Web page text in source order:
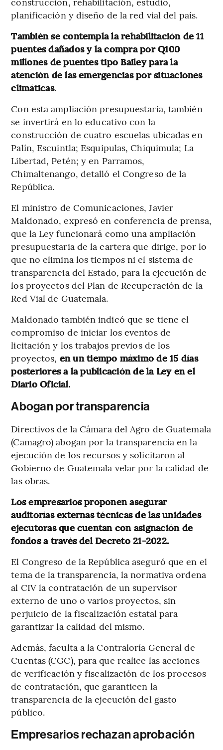
planificación y diseño de la red vial del país.
También se contempla la rehabilitación de 11
puentes dañados y la compra por Q100
millones de puentes tipo Bailey para la
atención de las emergencias por situaciones
climáticas.
Con esta ampliación presupuestaria, también
se invertirá en lo educativo con la
construcción de cuatro escuelas ubicadas en
Palín, Escuintla; Esquipulas, Chiquimula; La
Libertad, Petén; y en Parramos,
Chimaltenango, detalló el Congreso de la
República.
El ministro de Comunicaciones, Javier
Maldonado, expresó en conferencia de prensa,
que la Ley funcionará como una ampliación
presupuestaria de la cartera que dirige, por lo
que no elimina los tiempos ni el sistema de
transparencia del Estado, para la ejecución de
los proyectos del Plan de Recuperación de la
Red Vial de Guatemala.
Maldonado también indicó que se tiene el
compromiso de iniciar los eventos de
licitación y los trabajos previos de los
proyectos, en un tiempo máximo de 15 días
posteriores a la publicación de la Ley en el
Diario Oficial.
Abogan por transparencia
Directivos de la Cámara del Agro de Guatemala
(Camagro) abogan por la transparencia en la
ejecución de los recursos y solicitaron al
Gobierno de Guatemala velar por la calidad de
las obras.
Los empresarios proponen asegurar
auditorías externas técnicas de las unidades
ejecutoras que cuentan con asignación de
fondos a través del Decreto 21-2022.
El Congreso de la República aseguró que en el
tema de la transparencia, la normativa ordena
al CIV la contratación de un supervisor
externo de uno o varios proyectos, sin
perjuicio de la fiscalización estatal para
garantizar la calidad del mismo.
Además, faculta a la Contraloría General de
Cuentas (CGC), para que realice las acciones
de verificación y fiscalización de los procesos
de contratación, que garanticen la
transparencia de la ejecución del gasto
público.
Empresarios rechazan aprobación